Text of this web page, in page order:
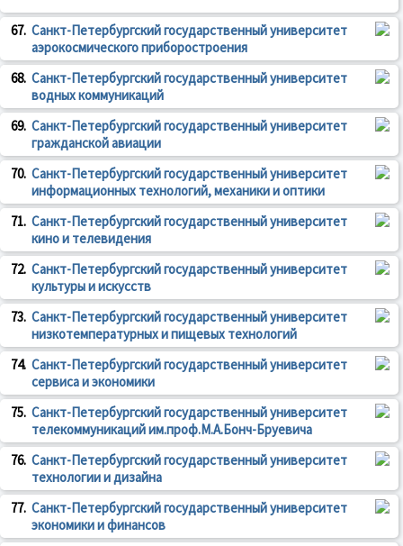
67. Санкт-Петербургский государственный университет
аэрокосмического приборостроения
68. Санкт-Петербургский государственный университет
водных коммуникаций
69. Санкт-Петербургский государственный университет
гражданской авиации
70. Санкт-Петербургский государственный университет
информационных технологий, механики и оптики
71. Санкт-Петербургский государственный университет
кино и телевидения
72. Санкт-Петербургский государственный университет
культуры и искусств
73. Санкт-Петербургский государственный университет
низкотемпературных и пищевых технологий
74. Санкт-Петербургский государственный университет
сервиса и экономики
75. Санкт-Петербургский государственный университет
телекоммуникаций им.проф.М.А.Бонч-Бруевича
76. Санкт-Петербургский государственный университет
технологии и дизайна
77. Санкт-Петербургский государственный университет
экономики и финансов